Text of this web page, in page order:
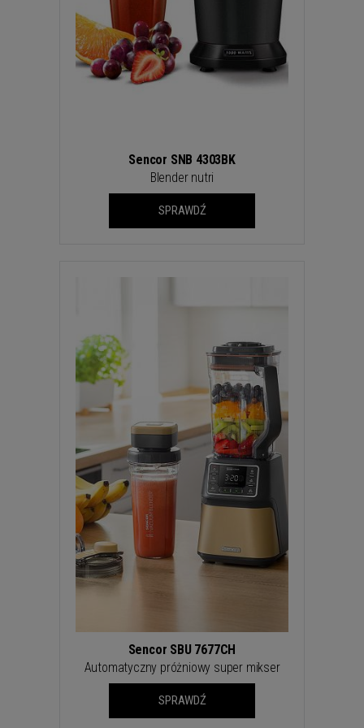
WROCŁAW
ZAKOPANE
Sencor SNB 4303BK
Blender nutri
SPRAWDŹ
Sencor SBU 7677CH
Automatyczny próżniowy super mikser
SPRAWDŹ